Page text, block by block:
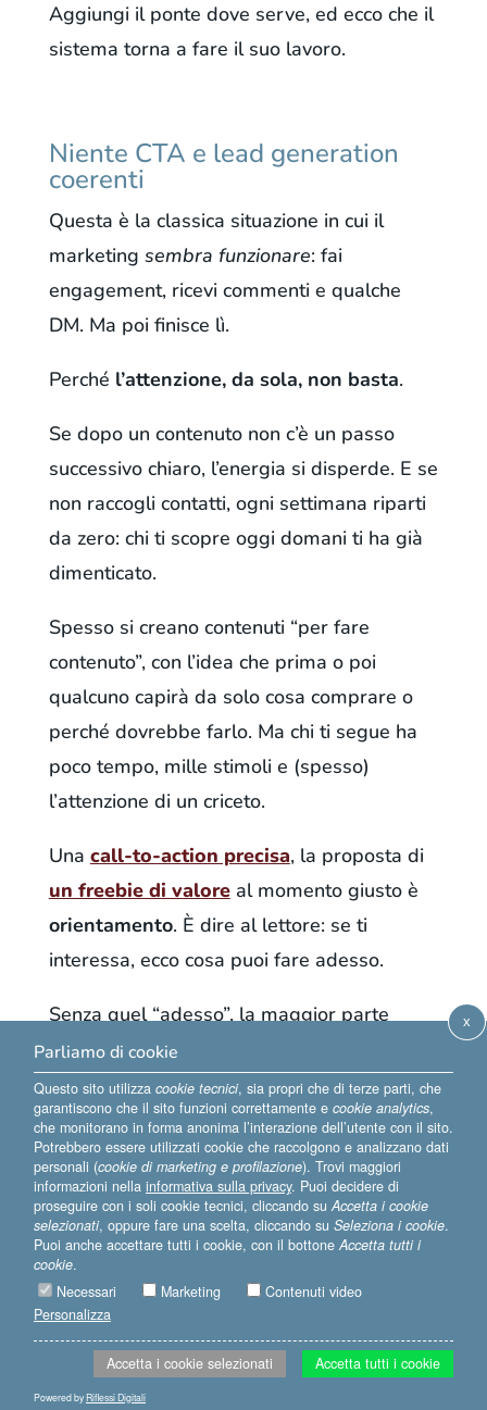
Aggiungi il ponte dove serve, ed ecco che il
sistema torna a fare il suo lavoro.
Niente CTA e lead generation
coerenti
Questa è la classica situazione in cui il
marketing sembra funzionare: fai
engagement, ricevi commenti e qualche
DM. Ma poi finisce lì.
Perché l’attenzione, da sola, non basta.
Se dopo un contenuto non c’è un passo
successivo chiaro, l’energia si disperde. E se
non raccogli contatti, ogni settimana riparti
da zero: chi ti scopre oggi domani ti ha già
dimenticato.
Spesso si creano contenuti “per fare
contenuto”, con l’idea che prima o poi
qualcuno capirà da solo cosa comprare o
perché dovrebbe farlo. Ma chi ti segue ha
poco tempo, mille stimoli e (spesso)
l’attenzione di un criceto.
Una call-to-action precisa, la proposta di
un freebie di valoreal momento giusto è
orientamento. È dire al lettore: se ti
interessa, ecco cosa puoi fare adesso.
Senza quel “adesso”, la maggior parte
delle persone non agisce.
Sintomi
Chiudi i contenuti con inviti generici –
fammi sapere, che ne pensi– che non
portano da nessuna parte.
Le persone ti scrivono ma la
conversazione non evolve.
Oppure non ce l’hai proprio e tutto vive
sui social.
x
Parliamo di cookie
Questo sito utilizza cookie tecnici, sia propri che di terze parti, che
garantiscono che il sito funzioni correttamente e cookie analytics,
che monitorano in forma anonima l’interazione dell’utente con il sito.
Potrebbero essere utilizzati cookie che raccolgono e analizzano dati
personali (cookie di marketing e profilazione). Trovi maggiori
informazioni nella informativa sulla privacy. Puoi decidere di
proseguire con i soli cookie tecnici, cliccando suAccetta i cookie
selezionati, oppure fare una scelta, cliccando su Seleziona i cookie.
Puoi anche accettare tutti i cookie, con il bottoneAccetta tutti i
cookie.
Necessari
Marketing
Contenuti video
Personalizza
Accetta i cookie selezionati Accetta tutti i cookie
Powered byRiflessi Digitali